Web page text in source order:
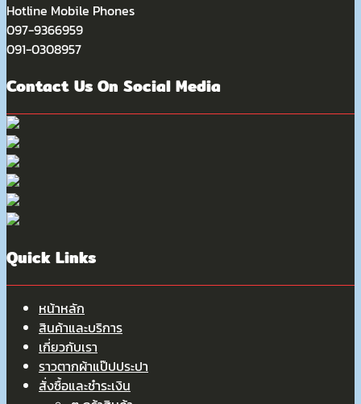
Hotline Mobile Phones
097-9366959
091-0308957
Contact Us On Social Media
Quick Links
หน้าหลัก
สินค้าและบริการ
เกี่ยวกับเรา
ราวตากผ้าแป๊ปประปา
สั่งซื้อและชำระเงิน